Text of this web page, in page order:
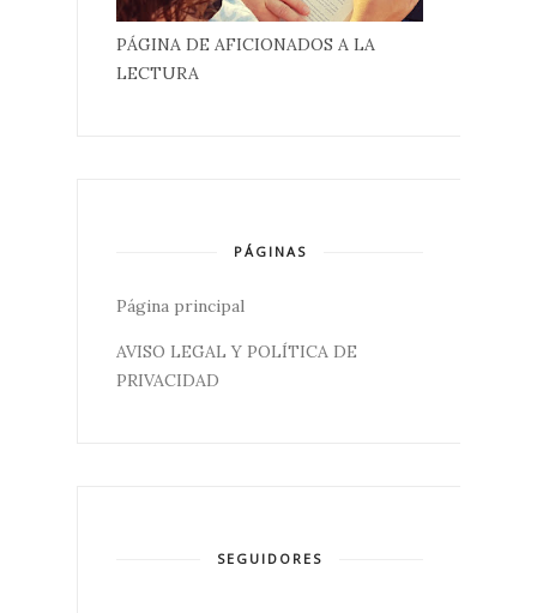
PÁGINA DE AFICIONADOS A LA
LECTURA
PÁGINAS
Página principal
AVISO LEGAL Y POLÍTICA DE
PRIVACIDAD
SEGUIDORES